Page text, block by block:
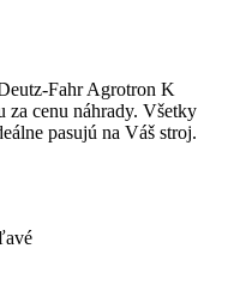
Fahr Agrotron K
cenu náhrady. Všetky
pasujú na Váš stroj.